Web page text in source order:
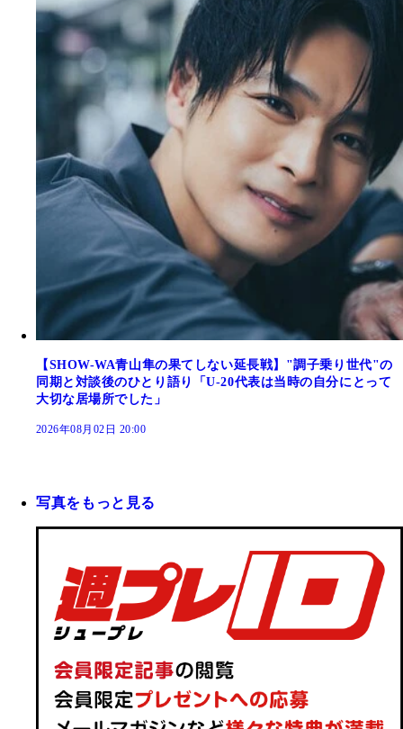
【SHOW-WA青山隼の果てしない延長戦】"調子乗り世代"の
同期と対談後のひとり語り「U-20代表は当時の自分にとって
大切な居場所でした」
2026年08月02日 20:00
写真をもっと見る